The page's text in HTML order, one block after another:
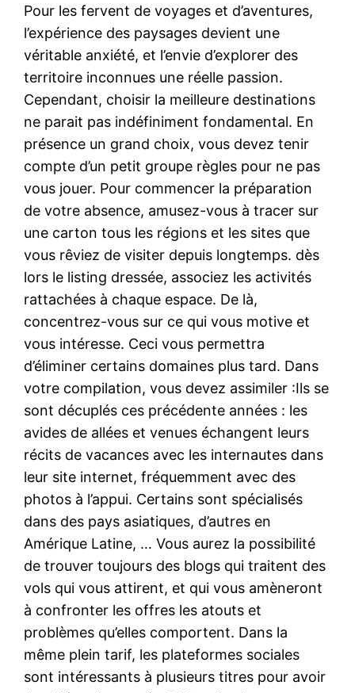
Pour les fervent de voyages et d’aventures,
l’expérience des paysages devient une
véritable anxiété, et l’envie d’explorer des
territoire inconnues une réelle passion.
Cependant, choisir la meilleure destinations
ne parait pas indéfiniment fondamental. En
présence un grand choix, vous devez tenir
compte d’un petit groupe règles pour ne pas
vous jouer. Pour commencer la préparation
de votre absence, amusez-vous à tracer sur
une carton tous les régions et les sites que
vous rêviez de visiter depuis longtemps. dès
lors le listing dressée, associez les activités
rattachées à chaque espace. De là,
concentrez-vous sur ce qui vous motive et
vous intéresse. Ceci vous permettra
d’éliminer certains domaines plus tard. Dans
votre compilation, vous devez assimiler :Ils se
sont décuplés ces précédente années : les
avides de allées et venues échangent leurs
récits de vacances avec les internautes dans
leur site internet, fréquemment avec des
photos à l’appui. Certains sont spécialisés
dans des pays asiatiques, d’autres en
Amérique Latine, … Vous aurez la possibilité
de trouver toujours des blogs qui traitent des
vols qui vous attirent, et qui vous amèneront
à confronter les offres les atouts et
problèmes qu’elles comportent. Dans la
même plein tarif, les plateformes sociales
sont intéressants à plusieurs titres pour avoir